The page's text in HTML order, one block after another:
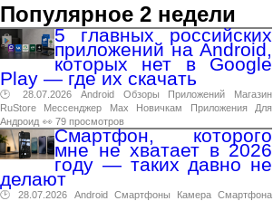
Популярное 2 недели
5 главных российских
приложений на Android,
которых нет в Google
Play — где их скачать
🕑 28.07.2026 Android Обзоры Приложений
Магазин
RuStore
Мессенджер Max Новичкам Приложения
Для
Андроид 👀 79 просмотров
Смартфон, которого
мне не хватает в 2026
году — таких давно не
делают
🕑 28.07.2026 Android Смартфоны Камера Смартфона